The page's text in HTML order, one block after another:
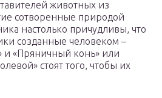
животных из
сотворенные природой
настолько причудливы, что
созданные человеком –
и «Пряничный конь» или
стоят того, чтобы их